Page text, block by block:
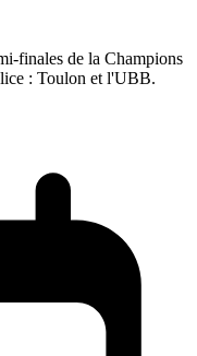
finales de la Champions
: Toulon et l'UBB.